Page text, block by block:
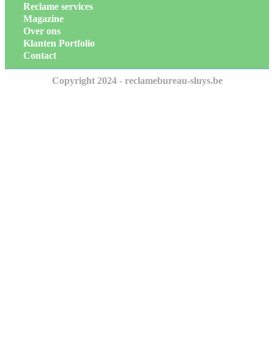
Reclame services
Magazine
Over ons
Klanten Portfolio
Contact
Copyright 2024 - reclamebureau-sluys.be